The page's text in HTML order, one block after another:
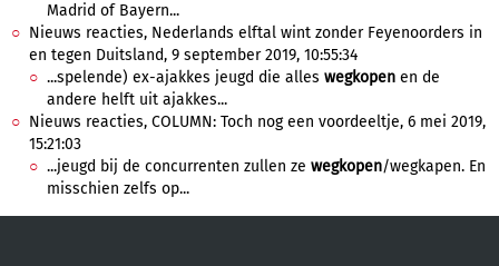
Madrid of Bayern...
Nieuws reacties, Nederlands elftal wint zonder Feyenoorders in
en tegen Duitsland, 9 september 2019, 10:55:34
...spelende) ex-ajakkes jeugd die alles wegkopen en de
andere helft uit ajakkes...
Nieuws reacties, COLUMN: Toch nog een voordeeltje, 6 mei 2019,
15:21:03
...jeugd bij de concurrenten zullen ze wegkopen/wegkapen. En
misschien zelfs op...